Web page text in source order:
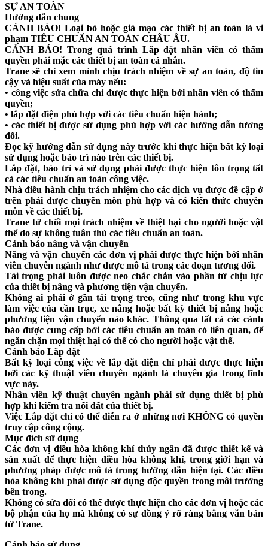
SỰ AN TOÀN
Hướng dẫn chung
CẢNH BÁO! Loại bỏ hoặc giả mạo các thiết bị an toàn là vi
phạm TIÊU CHUẨN AN TOÀN CHÂU ÂU.
CẢNH BÁO! Trong quá trình Lắp đặt nhân viên có thẩm
quyền phải mặc các thiết bị an toàn cá nhân.
Trane sẽ chỉ xem mình chịu trách nhiệm về sự an toàn, độ tin
cậy và hiệu suất của máy nếu:
• công việc sửa chữa chỉ được thực hiện bởi nhân viên có thẩm
quyền;
• lắp đặt điện phù hợp với các tiêu chuẩn hiện hành;
• các thiết bị được sử dụng phù hợp với các hướng dẫn tương
đối.
Đọc kỹ hướng dẫn sử dụng này trước khi thực hiện bất kỳ loại
sử dụng hoặc bảo trì nào trên các thiết bị.
Lắp đặt, bảo trì và sử dụng phải được thực hiện tôn trọng tất
cả các tiêu chuẩn an toàn công việc.
Nhà điều hành chịu trách nhiệm cho các dịch vụ được đề cập ở
trên phải được chuyên môn phù hợp và có kiến ​​thức chuyên
môn về các thiết bị.
Trane từ chối mọi trách nhiệm về thiệt hại cho người hoặc vật
thể do sự không tuân thủ các tiêu chuẩn an toàn.
Cảnh báo nâng và vận chuyển
Nâng và vận chuyển các đơn vị phải được thực hiện bởi nhân
viên chuyên ngành như được mô tả trong các đoạn tương đối.
Tải trọng phải luôn được neo chắc chắn vào phần tử chịu lực
của thiết bị nâng và phương tiện vận chuyển.
Không ai phải ở gần tải trọng treo, cũng như trong khu vực
làm việc của cần trục, xe nâng hoặc bất kỳ thiết bị nâng hoặc
phương tiện vận chuyển nào khác. Thông qua tất cả các cảnh
báo được cung cấp bởi các tiêu chuẩn an toàn có liên quan, để
ngăn chặn mọi thiệt hại có thể có cho người hoặc vật thể.
Cảnh báo Lắp đặt
Bất kỳ loại công việc về lắp đặt điện chỉ phải được thực hiện
bởi các kỹ thuật viên chuyên ngành là chuyên gia trong lĩnh
vực này.
Nhân viên kỹ thuật chuyên ngành phải sử dụng thiết bị phù
hợp khi kiểm tra nối đất của thiết bị.
Việc Lắp đặt chỉ có thể diễn ra ở những nơi KHÔNG có quyền
truy cập công cộng.
Mục đích sử dụng
Các đơn vị điều hòa không khí thủy ngân đã được thiết kế và
sản xuất để thực hiện điều hòa không khí, trong giới hạn và
phương pháp được mô tả trong hướng dẫn hiện tại. Các điều
hòa không khí phải được sử dụng độc quyền trong môi trường
bên trong.
Không có sửa đổi có thể được thực hiện cho các đơn vị hoặc các
bộ phận của họ mà không có sự đồng ý rõ ràng bằng văn bản
từ Trane.